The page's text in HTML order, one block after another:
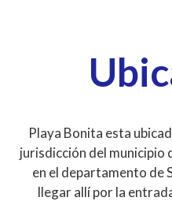
Playa Bonita esta
jurisdicción del municipio
en el departamento de
llegar allí por la